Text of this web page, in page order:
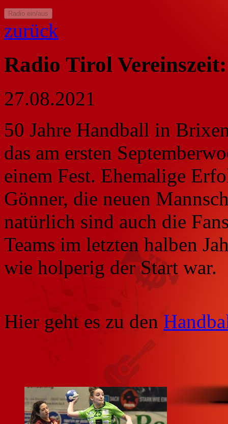
Radio ein/aus
zurück
Radio Tirol
27.08.2021
50 Jahre Handball in
das am ersten
einem Fest. Ehemalige
Gönner, die neuen
natürlich sind auch die
Teams im letzten halben
wie holperig der Start war.
Hier geht es zu den